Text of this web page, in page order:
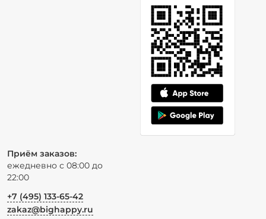
Приём заказов:
ежедневно с 08:00 до
22:00
+7 (495) 133-65-42
zakaz@bighappy.ru